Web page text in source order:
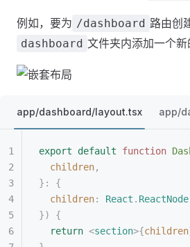
例如，要为 /dashboard 路由创
dashboard 文件夹内添加一个新
app/dashboard/layout.tsx app/
export default function
  children
,
}: {
  children
: React . ReactNode
})
{
  return
<section>{children